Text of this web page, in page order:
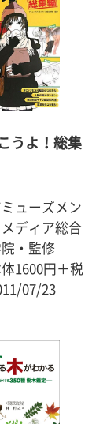
うよ！総集
ミューズメン
メディア総合
・監修
1600円＋税
07/23